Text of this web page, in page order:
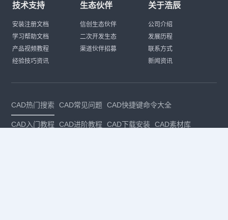
技术支持
安装注册文档
学习帮助文档
产品视频教程
经验技巧资讯
生态伙伴
信创生态伙伴
二次开发生态
渠道伙伴招募
关于浩辰
公司介绍
发展历程
联系方式
新闻资讯
CAD热门搜索 CAD常见问题 CAD快捷键命令大全
CAD入门教程 CAD进阶教程 CAD下载安装 CAD素材库